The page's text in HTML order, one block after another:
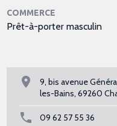
COMMERCE
Prêt-à-porter masculin
9, bis avenue
les-Bains, 69260
09 62 57 55 36